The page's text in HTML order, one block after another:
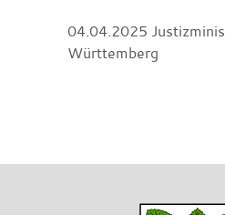
04.04.2025
Württemberg